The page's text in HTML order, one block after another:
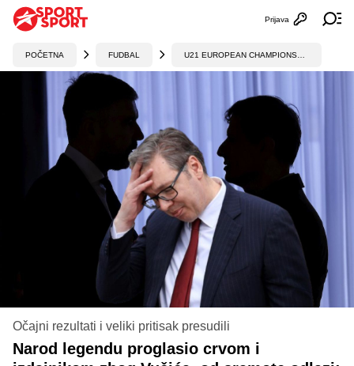
Otvori
Prijava
POČETNA FUDBAL
Očajni rezultati i veliki pritisak presudili
Narod legendu proglasio crvom i